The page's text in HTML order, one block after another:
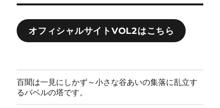
オフィシャルサイトVOL2はこちら
百聞は一見にしかず～小さな谷あいの集落に乱立す
るバベルの塔です。